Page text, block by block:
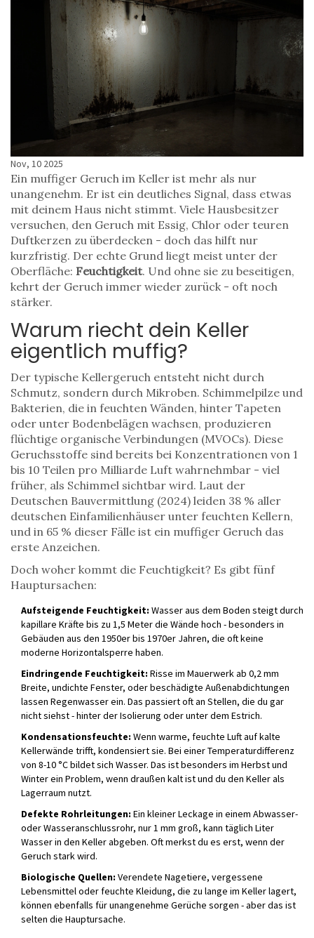
Nov, 10 2025
Ein muffiger Geruch im Keller ist mehr als nur
unangenehm. Er ist ein deutliches Signal, dass etwas
mit deinem Haus nicht stimmt. Viele Hausbesitzer
versuchen, den Geruch mit Essig, Chlor oder teuren
Duftkerzen zu überdecken - doch das hilft nur
kurzfristig. Der echte Grund liegt meist unter der
Oberfläche: Feuchtigkeit. Und ohne sie zu beseitigen,
kehrt der Geruch immer wieder zurück - oft noch
stärker.
Warum riecht dein Keller
eigentlich muffig?
Der typische Kellergeruch entsteht nicht durch
Schmutz, sondern durch Mikroben. Schimmelpilze und
Bakterien, die in feuchten Wänden, hinter Tapeten
oder unter Bodenbelägen wachsen, produzieren
flüchtige organische Verbindungen (MVOCs). Diese
Geruchsstoffe sind bereits bei Konzentrationen von 1
bis 10 Teilen pro Milliarde Luft wahrnehmbar - viel
früher, als Schimmel sichtbar wird. Laut der
Deutschen Bauvermittlung (2024) leiden 38 % aller
deutschen Einfamilienhäuser unter feuchten Kellern,
und in 65 % dieser Fälle ist ein muffiger Geruch das
erste Anzeichen.
Doch woher kommt die Feuchtigkeit? Es gibt fünf
Hauptursachen:
Aufsteigende Feuchtigkeit: Wasser aus dem Boden steigt durch
kapillare Kräfte bis zu 1,5 Meter die Wände hoch - besonders in
Gebäuden aus den 1950er bis 1970er Jahren, die oft keine
moderne Horizontalsperre haben.
Eindringende Feuchtigkeit: Risse im Mauerwerk ab 0,2 mm
Breite, undichte Fenster, oder beschädigte Außenabdichtungen
lassen Regenwasser ein. Das passiert oft an Stellen, die du gar
nicht siehst - hinter der Isolierung oder unter dem Estrich.
Kondensationsfeuchte: Wenn warme, feuchte Luft auf kalte
Kellerwände trifft, kondensiert sie. Bei einer Temperaturdifferenz
von 8-10 °C bildet sich Wasser. Das ist besonders im Herbst und
Winter ein Problem, wenn draußen kalt ist und du den Keller als
Lagerraum nutzt.
Defekte Rohrleitungen: Ein kleiner Leckage in einem Abwasser-
oder Wasseranschlussrohr, nur 1 mm groß, kann täglich Liter
Wasser in den Keller abgeben. Oft merkst du es erst, wenn der
Geruch stark wird.
Biologische Quellen: Verendete Nagetiere, vergessene
Lebensmittel oder feuchte Kleidung, die zu lange im Keller lagert,
können ebenfalls für unangenehme Gerüche sorgen - aber das ist
selten die Hauptursache.